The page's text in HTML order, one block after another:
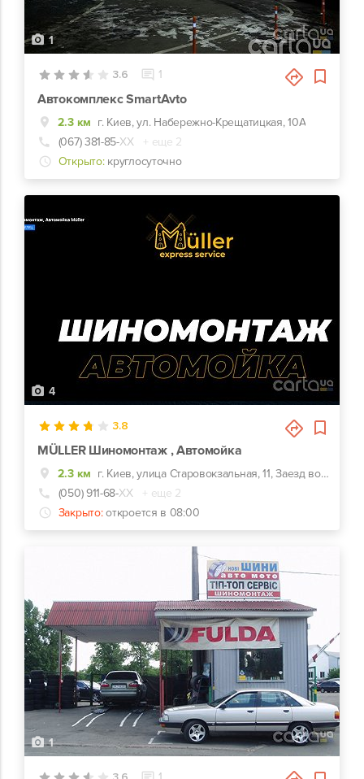
1
3.6 1
Автокомплекс SmartAvto
2.3 км г. Киев, ул. Набережно-Крещатицкая, 10А
(067) 381-85-ХХ
+ еще 2
Открыто: круглосуточно
4
3.8
MÜLLER Шиномонтаж , Автомойка
2.3 км
г. Киев, улица Старовокзальная, 11, Заезд во двор между Саксаганского и Жилянской
(050) 911-68-ХХ
+ еще 2
Закрыто: откроется в 08:00
1